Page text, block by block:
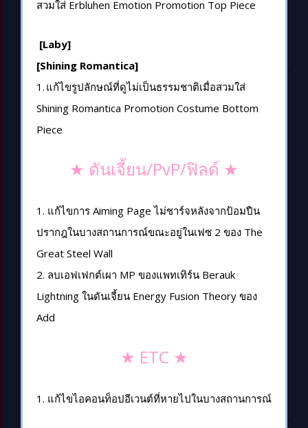
สวมใส่ Erbluhen Emotion Promotion Top Piece
[Laby]
[Shining Romantica]
1. แก้ไขรูปลักษณ์ที่ดูไม่เป็นธรรมชาติเมื่อสวมใส่
Shining Romantica Promotion Costume Bottom
Piece
★ ดันเจี้ยน/PvP/ฟิลด์ ★
1. แก้ไขการ Aiming Page ไม่ชาร์จหลังจากป้อมปืน
ปรากฎในบางสถานการณ์ขณะอยู่ในเฟซ 2 ของ The
Great Steel Wall
2. ลบเอฟเฟกต์เผา MP ของแพทเทิร์น Berauk
Lightning ในดันเจี้ยน Energy Fusion Theory ของ
Add
★ ETC ★
1. แก้ไขไอคอนท็อปอีเวนต์ที่หายไปในบางสถานการณ์